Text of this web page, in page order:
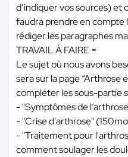
d’indiquer vos sources)
faudra prendre en compte
rédiger les paragraphes
TRAVAIL À FAIRE =
Le sujet où nous avons
sera sur la page “Arthrose
compléter les sous-partie
- "Symptômes de
- "Crise d'arthrose"
- "Traitement pour
comment soulager les